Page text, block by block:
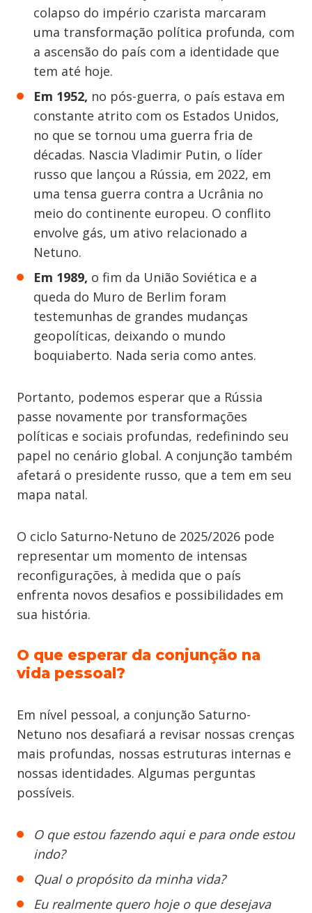
colapso do império czarista marcaram
uma transformação política profunda, com
a ascensão do país com a identidade que
tem até hoje.
Em 1952, no pós-guerra, o país estava em
constante atrito com os Estados Unidos,
no que se tornou uma guerra fria de
décadas. Nascia Vladimir Putin, o líder
russo que lançou a Rússia, em 2022, em
uma tensa guerra contra a Ucrânia no
meio do continente europeu. O conflito
envolve gás, um ativo relacionado a
Netuno.
Em 1989, o fim da União Soviética e a
queda do Muro de Berlim foram
testemunhas de grandes mudanças
geopolíticas, deixando o mundo
boquiaberto. Nada seria como antes.
Portanto, podemos esperar que a Rússia
passe novamente por transformações
políticas e sociais profundas, redefinindo seu
papel no cenário global. A conjunção também
afetará o presidente russo, que a tem em seu
mapa natal.
O ciclo Saturno-Netuno de 2025/2026 pode
representar um momento de intensas
reconfigurações, à medida que o país
enfrenta novos desafios e possibilidades em
sua história.
O que esperar da conjunção na
vida pessoal?
Em nível pessoal, a conjunção Saturno-
Netuno nos desafiará a revisar nossas crenças
mais profundas, nossas estruturas internas e
nossas identidades. Algumas perguntas
possíveis.
O que estou fazendo aqui e para onde estou
indo?
Qual o propósito da minha vida?
Eu realmente quero hoje o que desejava